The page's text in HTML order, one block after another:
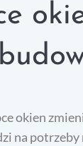
okien
na potrzeby